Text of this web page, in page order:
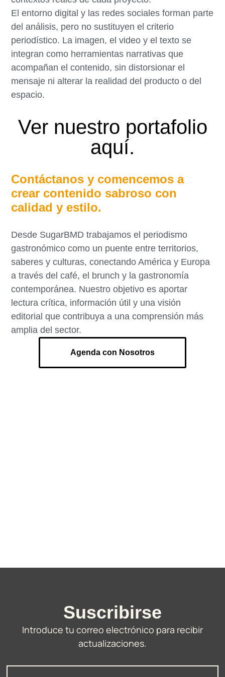
El entorno digital y las redes sociales forman parte
del análisis, pero no sustituyen el criterio
periodístico. La imagen, el video y el texto se
integran como herramientas narrativas que
acompañan el contenido, sin distorsionar el
mensaje ni alterar la realidad del producto o del
espacio.
Ver nuestro portafolio
aquí.
Contáctanos y comencemos a
crear contenido sabroso con
calidad y estilo.
Desde SugarBMD trabajamos el periodismo
gastronómico como un puente entre territorios,
saberes y culturas, conectando América y Europa
a través del café, el brunch y la gastronomía
contemporánea. Nuestro objetivo es aportar
lectura crítica, información útil y una visión
editorial que contribuya a una comprensión más
amplia del sector.
Agenda con Nosotros
Suscribirse
Introduce tu correo electrónico para recibir
actualizaciones.